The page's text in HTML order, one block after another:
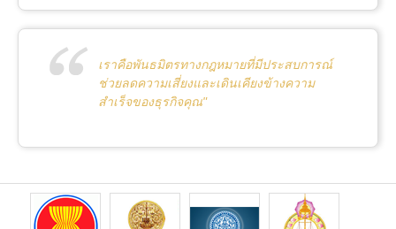
เราคือพันธมิตรทางกฎหมายที่มีประสบการณ์
ช่วยลดความเสี่ยงและเดินเคียงข้างความ
สำเร็จของธุรกิจคุณ"